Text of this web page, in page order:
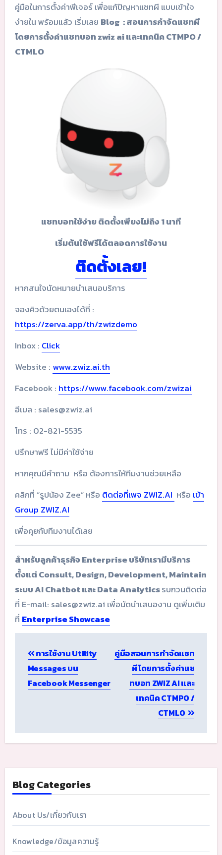
คู่มือในการตั้งค่าฟีเจอร์ เพื่อแก้ปัญหาแชทผี แบบเข้าใจ
ง่ายใน พร้อมแล้ว เริ่มเลย Blog : สอนการกำจัดแชทผี
โดยการตั้งค่าแชทบอท zwiz ai และเทคนิค CTMPO /
CTMLO
แชทบอทใช้ง่าย ติดตั้งเพียงไม่ถึง 1 นาที
เริ่มต้นใช้ฟรีได้ตลอดการใช้งาน
ติดตั้งเลย!
หากสนใจนัดหมายนำเสนอบริการ
จองคิวด้วยตนเองได้ที่ :
https://zerva.app/th/zwizdemo
Inbox : Click
Website : www.zwiz.ai.th
Facebook : https://www.facebook.com/zwizai
อีเมล : sales@zwiz.ai
โทร : 02-821-5535
ปรึกษาฟรี ไม่มีค่าใช้จ่าย
หากคุณมีคำถาม หรือ ต้องการให้ทีมงานช่วยเหลือ
คลิกที่ “รูปน้อง Zee” หรือ ติดต่อที่เพจ ZWIZ.AI หรือ เข้า
Group ZWIZ.AI
เพื่อคุยกับทีมงานได้เลย
สำหรับลูกค้าธุรกิจ Enterprise บริษัทเรามีบริการ
ตั้งแต่ Consult, Design, Development, Maintain
ระบบ AI Chatbot และ Data Analyticsรบกวนติดต่อ
ที่ E-mail: sales@zwiz.ai เพื่อนัดนำเสนองาน ดูเพิ่มเติม
ที่ Enterprise Showcase
navigation
การใช้งาน Utility
Messages บน
Facebook Messenger
คู่มือสอนการกำจัดแชท
ผี โดยการตั้งค่าแช
ทบอท ZWIZ AI และ
เทคนิค CTMPO /
CTMLO
Blog Categories
About Us/เกี่ยวกับเรา
Knowledge/ข้อมูลความรู้